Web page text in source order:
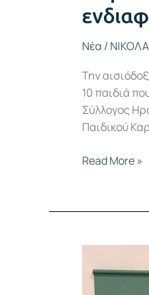
Νέα /
Την
10 παιδιά
Σύλλογος
Παιδικού
Read More »
Μουσείο
Ιατρικής